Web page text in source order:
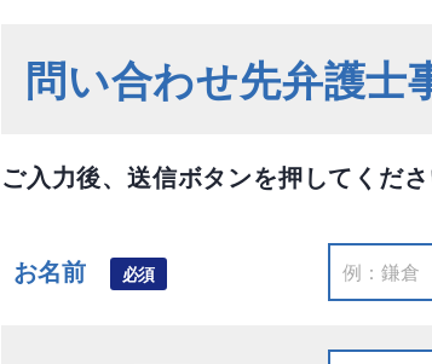
問い合わせ先弁護士
ご入力後、送信ボタンを押してくださ
お名前 必須